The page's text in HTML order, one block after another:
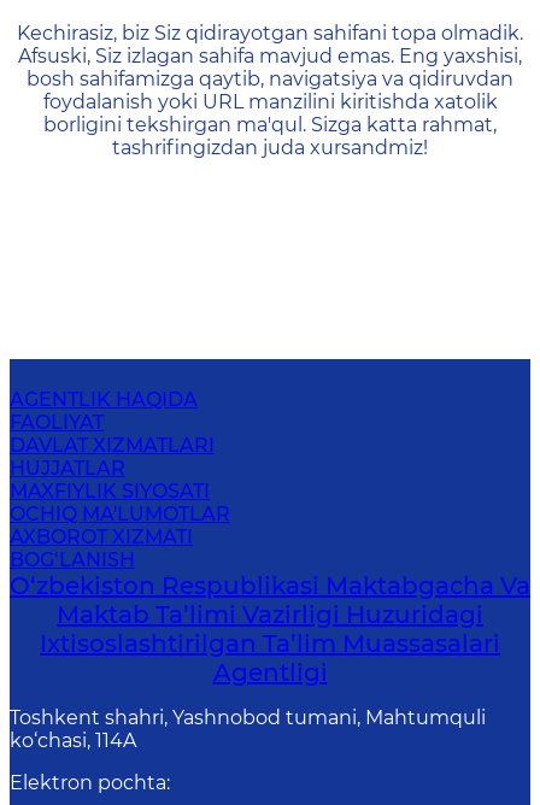
404 — Страница не
Kechirasiz, biz Siz qidirayotgan sahifani topa olmadik.
Afsuski, Siz izlagan sahifa mavjud emas. Eng yaxshisi,
bosh sahifamizga qaytib, navigatsiya va qidiruvdan
foydalanish yoki URL manzilini kiritishda xatolik
borligini tekshirgan ma'qul. Sizga katta rahmat,
tashrifingizdan juda xursandmiz!
AGENTLIK HAQIDA
FAOLIYAT
DAVLAT XIZMATLARI
HUJJATLAR
MAXFIYLIK SIYOSATI
OCHIQ MA'LUMOTLAR
AXBOROT XIZMATI
BOG‘LANISH
O‘zbekiston Respublikasi Maktabgacha Va
Maktab Ta’limi Vazirligi Huzuridagi
Ixtisoslashtirilgan Ta’lim Muassasalari
Agentligi
Toshkent shahri, Yashnobod tumani, Mahtumquli
ko‘chasi, 114A
Elektron pochta: